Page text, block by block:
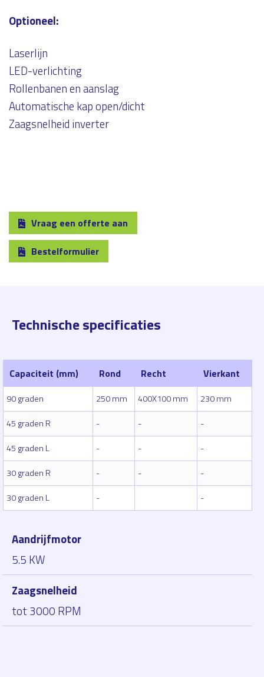
Optioneel:
Laserlijn
LED-verlichting
Rollenbanen en aanslag
Automatische kap open/dicht
Zaagsnelheid inverter
Vraag een offerte aan
Bestelformulier
Technische specificaties
Capaciteit (mm) Rond Recht Vierkant
90 graden 250 mm 400X100 mm
230 mm
45 graden R
- -
-
45 graden L
- -
-
30 graden R
- -
-
30 graden L
- -
Aandrijfmotor
5.5 KW
Zaagsnelheid
tot 3000 RPM